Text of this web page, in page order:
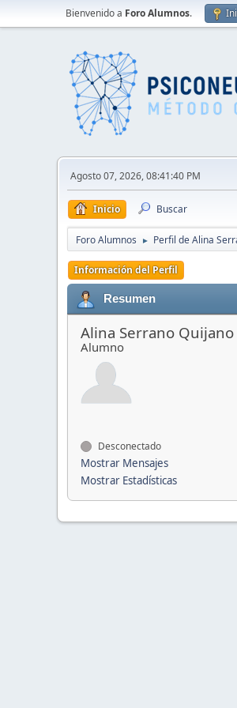
Bienvenido a Foro Alumnos.
Agosto 07, 2026, 08:41:40 PM
Inicio Buscar
Foro Alumnos ► Perfil de Alina
Información del Perfil
Resumen
Alina Serrano Quijano
Alumno
Desconectado
Mostrar Mensajes
Mostrar Estadísticas